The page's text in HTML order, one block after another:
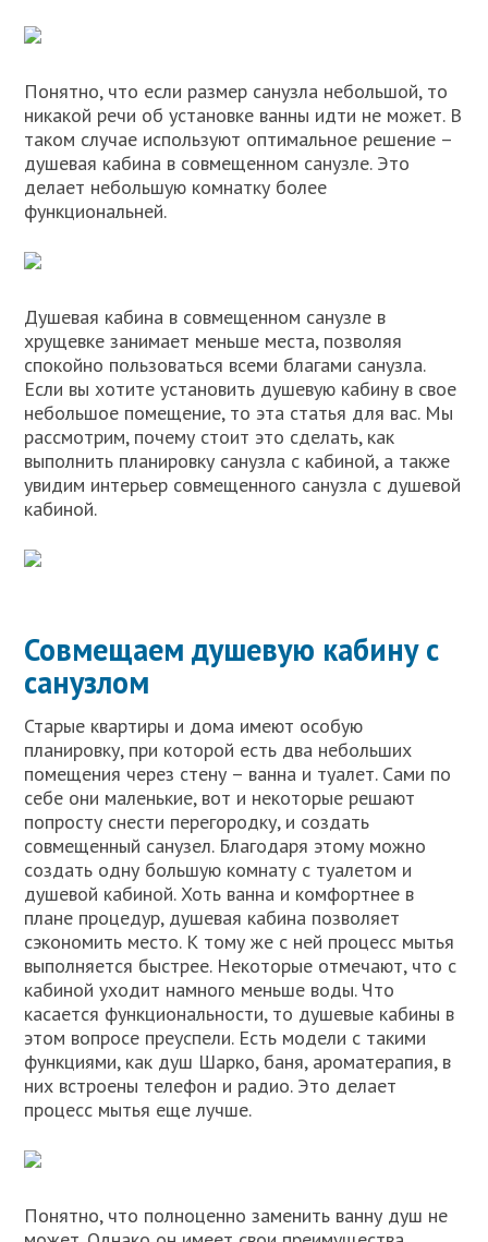
Понятно, что если размер санузла небольшой, то
никакой речи об установке ванны идти не может. В
таком случае используют оптимальное решение –
душевая кабина в совмещенном санузле. Это
делает небольшую комнатку более
функциональней.
Душевая кабина в совмещенном санузле в
хрущевке занимает меньше места, позволяя
спокойно пользоваться всеми благами санузла.
Если вы хотите установить душевую кабину в свое
небольшое помещение, то эта статья для вас. Мы
рассмотрим, почему стоит это сделать, как
выполнить планировку санузла с кабиной, а также
увидим интерьер совмещенного санузла с душевой
кабиной.
Совмещаем душевую кабину с
санузлом
Старые квартиры и дома имеют особую
планировку, при которой есть два небольших
помещения через стену – ванна и туалет. Сами по
себе они маленькие, вот и некоторые решают
попросту снести перегородку, и создать
совмещенный санузел. Благодаря этому можно
создать одну большую комнату с туалетом и
душевой кабиной. Хоть ванна и комфортнее в
плане процедур, душевая кабина позволяет
сэкономить место. К тому же с ней процесс мытья
выполняется быстрее. Некоторые отмечают, что с
кабиной уходит намного меньше воды. Что
касается функциональности, то душевые кабины в
этом вопросе преуспели. Есть модели с такими
функциями, как душ Шарко, баня, ароматерапия, в
них встроены телефон и радио. Это делает
процесс мытья еще лучше.
Понятно, что полноценно заменить ванну душ не